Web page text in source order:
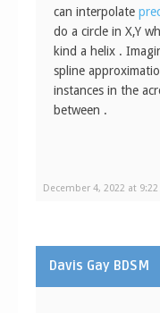
December 4, 2022 at 9:22
can interpolate
do a circle in X,Y
kind a helix .
spline
instances in the
between .
Davis Gay BDSM